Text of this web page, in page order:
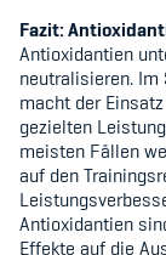
Fazit:
Antioxidantien
neutralisieren. Im
macht der
gezielten
meisten Fällen
auf den
Antioxidantien
Effekte auf die